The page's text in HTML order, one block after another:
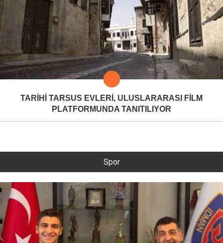
TARİHİ TARSUS EVLERİ, ULUSLARARASI FİLM
PLATFORMUNDA TANITILIYOR
Spor